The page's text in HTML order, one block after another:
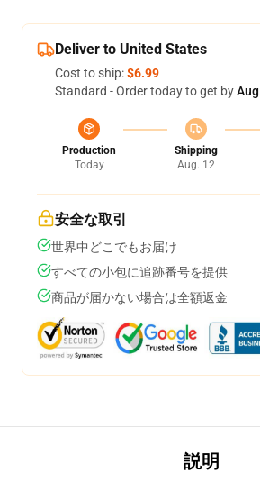
Deliver to United States
Cost to ship:$6.99
Standard - Order today to get by
Production
Today
Shipping
Aug. 12
安全な取引
世界中どこでもお届け
すべての小包に追跡番号を提供
商品が届かない場合は全額返金
説明